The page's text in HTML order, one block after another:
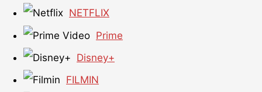
NETFLIX
Prime
Disney+
FILMIN